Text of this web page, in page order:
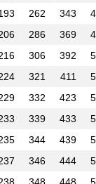
262 343
286 369
306 392
321 411
332 423
339 433
344 439
346 444